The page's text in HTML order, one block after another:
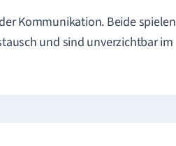
Kommunikation. Beide spielen
und sind unverzichtbar im